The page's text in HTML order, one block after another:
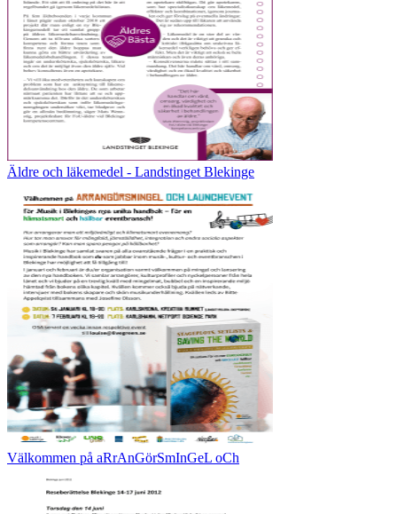
Äldre och läkemedel - Landstinget Blekinge
Välkommen på aRrAnGörSmInGeL oCh